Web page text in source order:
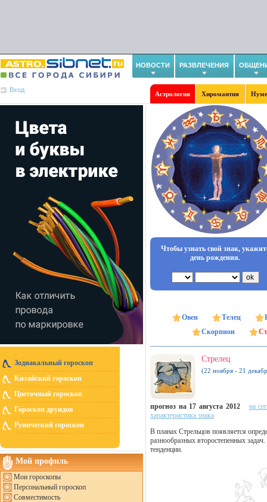
НОВОСТИ РАЗВЛЕЧЕНИЯ
Вход
Астрология Хиромантия
Зодиакальный гороскоп
Китайский гороскоп
Цветочный гороскоп
Гороскоп друидов
Рунический гороскоп
Мой профиль
Мои гороскопы
Персональный гороскоп
Совместимость
Чтобы узнать свой знак,
день рождения.
Овен Телец
Скорпион
Стрелец
(22 ноября - 21
прогноз на 17 августа 2012
на
характеристика знака
В планах Стрельцов появляется
разнообразных второстепенных
тенденции.